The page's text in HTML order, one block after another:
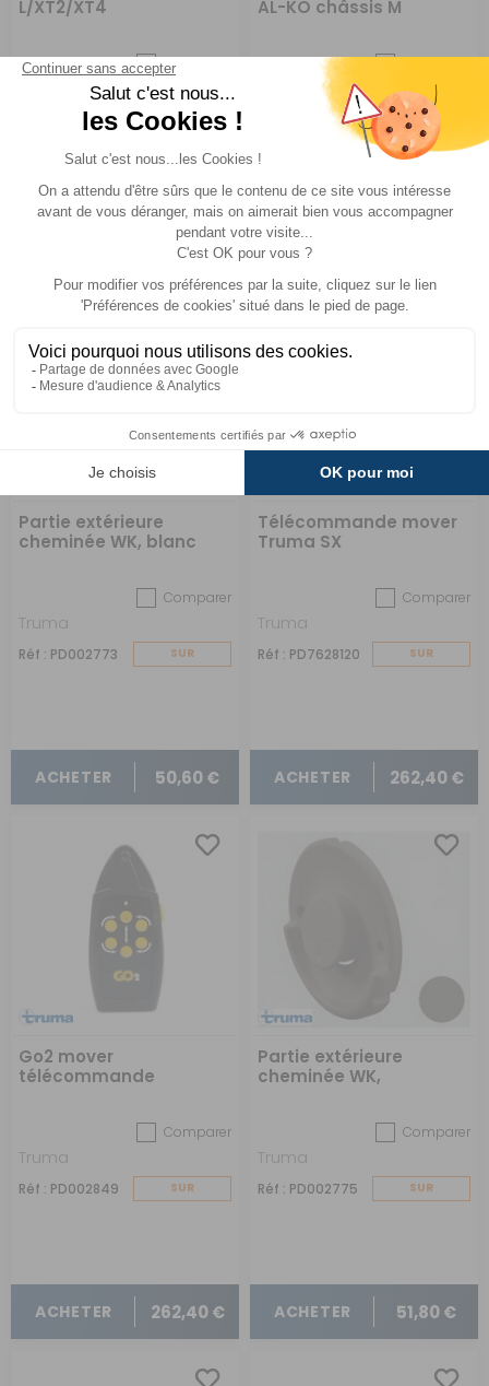
L/XT2/XT4
Comparer
Réf : PD002880 EN STOCK
293 €
AL-KO châssis M
Comparer
Réf : PD002846 EN STOCK
ACHETER
Partie extérieure
cheminée WK, blanc
Comparer
Truma
Réf : PD002773
SUR
ACHETER 50,60 €
Télécommande mover
Truma SX
Comparer
Truma
Réf : PD7628120
SUR
ACHETER 262,40 €
Go2 mover
télécommande
Comparer
Truma
Réf : PD002849
SUR
ACHETER 262,40 €
Partie extérieure
cheminée WK,
Comparer
Truma
Réf : PD002775
SUR
ACHETER 51,80 €